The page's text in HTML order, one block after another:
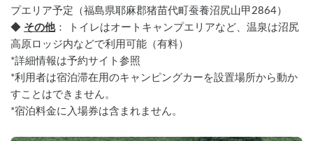
プエリア予定（福島県耶麻郡猪苗代町蚕養沼尻山甲2864）
◆ その他： トイレはオートキャンプエリアなど、温泉は沼尻
高原ロッジ内などで利用可能（有料）
*詳細情報は予約サイト参照
*利用者は宿泊滞在用のキャンピングカーを設置場所から動か
すことはできません。
*宿泊料金に入場券は含まれません。